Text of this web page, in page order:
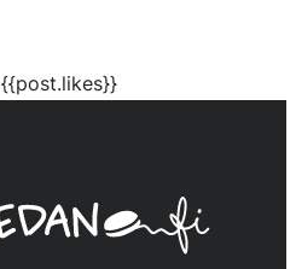
{{post.likes}}